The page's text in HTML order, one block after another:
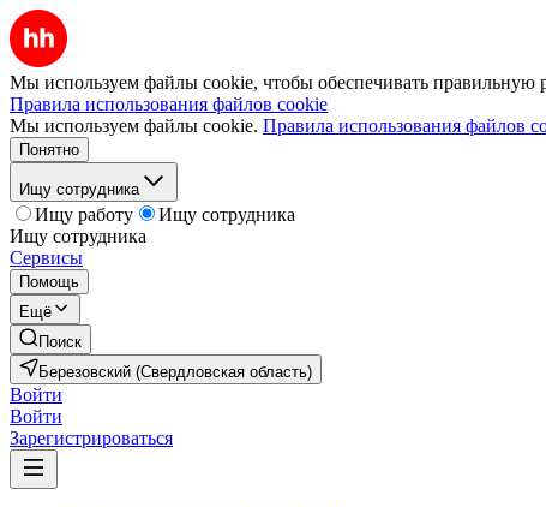
Мы используем файлы cookie, чтобы обеспечивать правильную
Правила использования файлов cookie
Мы используем файлы cookie. Правила использования файлов
Понятно
Ищу сотрудника
Ищу работу
Ищу сотрудника
Ищу сотрудника
Сервисы
Помощь
Ещё
Поиск
Березовский (Свердловская область)
Войти
Войти
Зарегистрироваться